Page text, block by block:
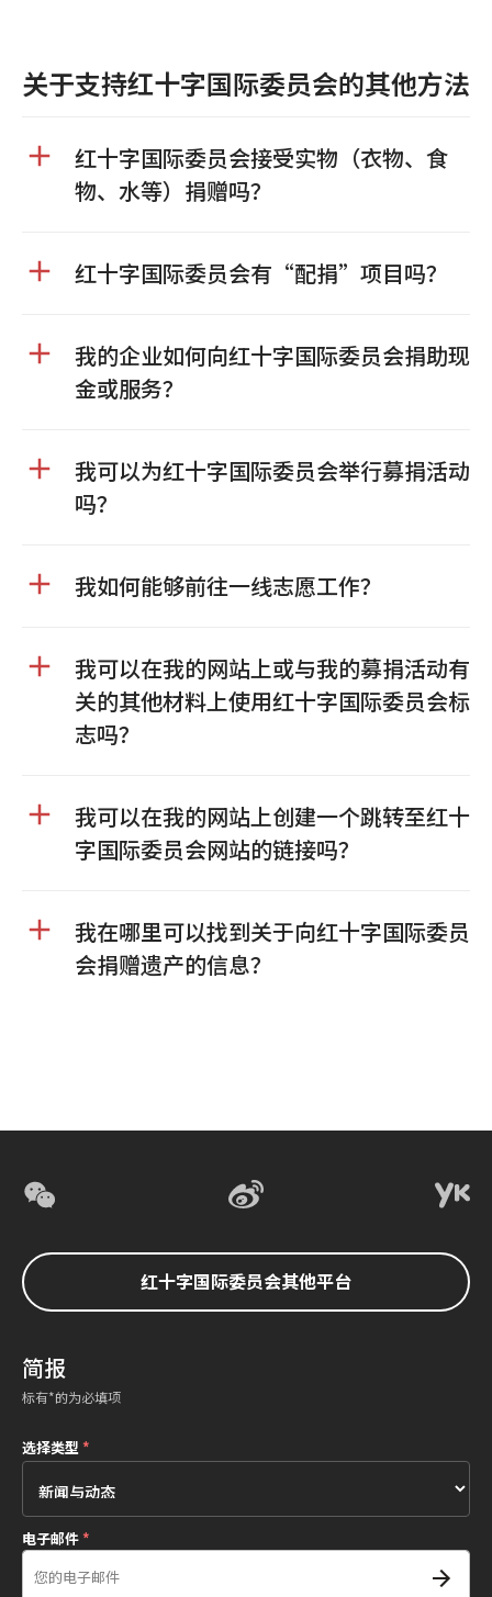
关于支持红十字国际委员会的其他方法
红十字国际委员会接受实物（衣物、食
物、水等）捐赠吗？
红十字国际委员会有“配捐”项目吗？
我的企业如何向红十字国际委员会捐助现
金或服务？
我可以为红十字国际委员会举行募捐活动
吗？
我如何能够前往一线志愿工作？
我可以在我的网站上或与我的募捐活动有
关的其他材料上使用红十字国际委员会标
志吗？
我可以在我的网站上创建一个跳转至红十
字国际委员会网站的链接吗？
我在哪里可以找到关于向红十字国际委员
会捐赠遗产的信息？
红十字国际委员会其他平台
简报
标有*的为必填项
选择类型*
电子邮件*